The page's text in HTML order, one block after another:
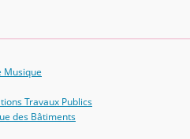
Musique
Travaux Publics
des Bâtiments